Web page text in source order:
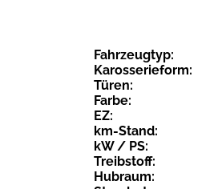
Fahrzeugtyp:
Karosserieform:
Türen:
Farbe:
EZ:
km-Stand:
kW / PS:
Treibstoff:
Hubraum: